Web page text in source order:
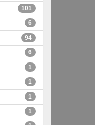
101
6
94
6
1
1
1
1